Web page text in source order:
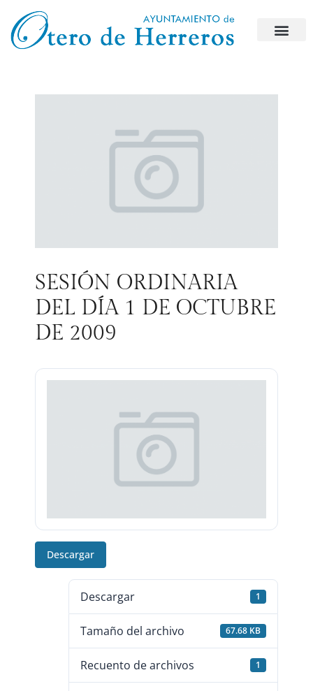
SESIÓN ORDINARIA
DEL DÍA 1 DE OCTUBRE
DE 2009
Descargar
Descargar 1
Tamaño del archivo 67.68 KB
Recuento de archivos 1